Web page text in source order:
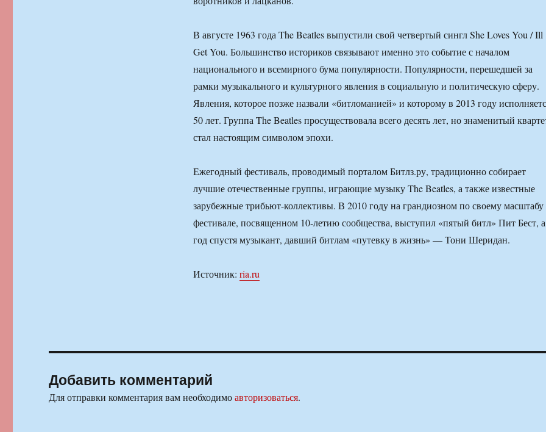
В августе 1963 года The Beatles выпустили свой четвертый сингл She Loves You / Ill
Get You. Большинство историков связывают именно это событие с началом
национального и всемирного бума популярности. Популярности, перешедшей за
рамки музыкального и культурного явления в социальную и политическую сферу.
Явления, которое позже назвали «битломанией» и которому в 2013 году
50 лет. Группа The Beatles просуществовала всего десять лет, но знаменитый
стал настоящим символом эпохи.
Ежегодный фестиваль, проводимый порталом Битлз.ру, традиционно собирает
лучшие отечественные группы, играющие музыку The Beatles, а также известные
зарубежные трибьют-коллективы. В 2010 году на грандиозном по своему масштабу
фестивале, посвященном 10-летию сообщества, выступил «пятый битл» Пит Бест, а
год спустя музыкант, давший битлам «путевку в жизнь» — Тони Шеридан.
Источник: ria.ru
Добавить комментарий
Для отправки комментария вам необходимоавторизоваться.